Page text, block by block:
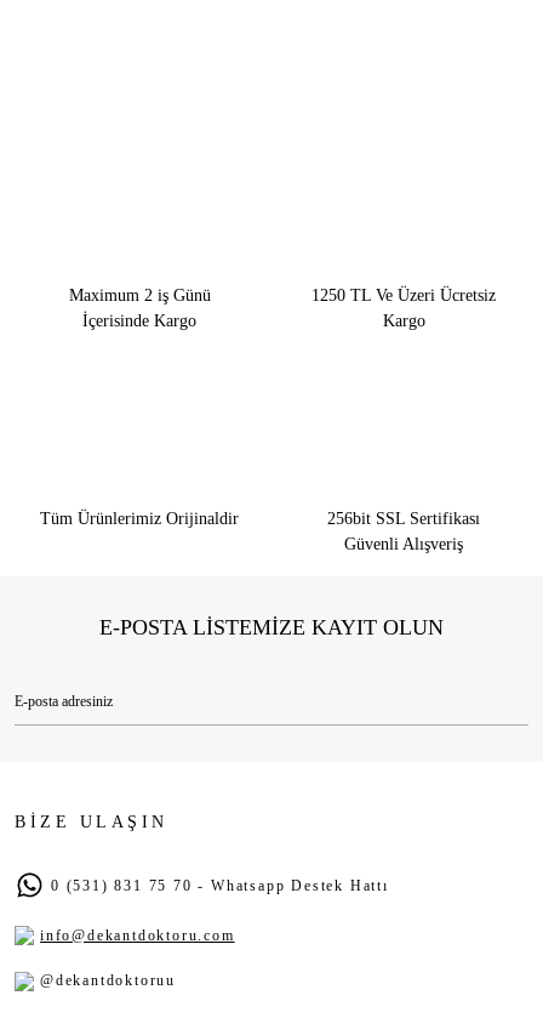
Maximum 2 iş Günü
İçerisinde Kargo
1250 TL Ve Üzeri Ücretsiz
Kargo
Tüm Ürünlerimiz Orijinaldir
256bit SSL Sertifikası
Güvenli Alışveriş
E-POSTA LİSTEMİZE KAYIT OLUN
BİZE ULAŞIN
0 (531) 831 75 70 - Whatsapp Destek Hattı
info@dekantdoktoru.com
@dekantdoktoruu